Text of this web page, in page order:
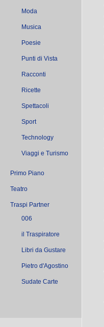
Moda
Musica
Poesie
Punti di Vista
Racconti
Ricette
Spettacoli
Sport
Technology
Viaggi e Turismo
Primo Piano
Teatro
Traspi Partner
006
il Traspiratore
Libri da Gustare
Pietro d'Agostino
Sudate Carte